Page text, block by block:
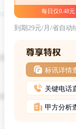
每日仅0.48元
到期29元/月/省自动
标讯详情
关键电话
甲方分析